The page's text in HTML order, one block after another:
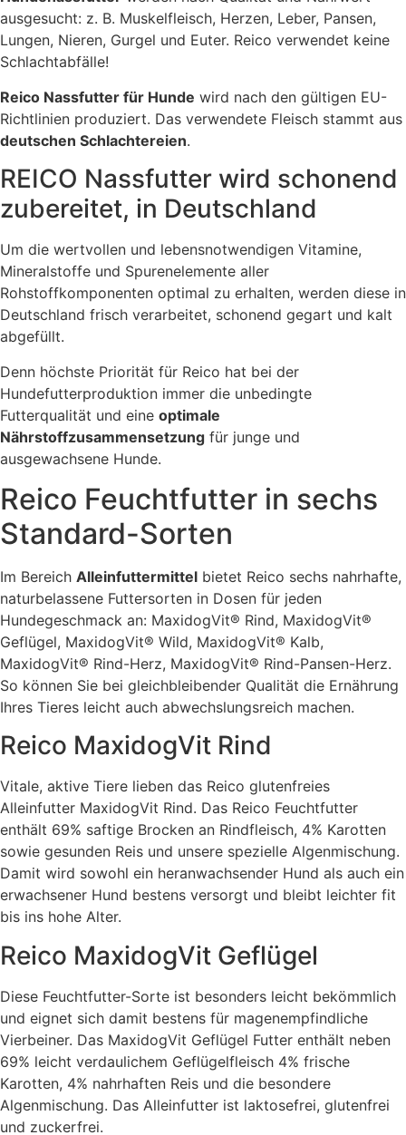
ausgesucht: z. B. Muskelfleisch, Herzen, Leber, Pansen,
Lungen, Nieren, Gurgel und Euter. Reico verwendet keine
Schlachtabfälle!
Reico Nassfutter für Hunde wird nach den gültigen EU-
Richtlinien produziert. Das verwendete Fleisch stammt aus
deutschen Schlachtereien.
REICO Nassfutter wird schonend
zubereitet, in Deutschland
Um die wertvollen und lebensnotwendigen Vitamine,
Mineralstoffe und Spurenelemente aller
Rohstoffkomponenten optimal zu erhalten, werden diese in
Deutschland frisch verarbeitet, schonend gegart und kalt
abgefüllt.
Denn höchste Priorität für Reico hat bei der
Hundefutterproduktion immer die unbedingte
Futterqualität und eine optimale
Nährstoffzusammensetzung für junge und
ausgewachsene Hunde.
Reico Feuchtfutter in sechs
Standard-Sorten
Im Bereich Alleinfuttermittel bietet Reico sechs nahrhafte,
naturbelassene Futtersorten in Dosen für jeden
Hundegeschmack an: MaxidogVit® Rind, MaxidogVit®
Geflügel, MaxidogVit® Wild, MaxidogVit® Kalb,
MaxidogVit® Rind-Herz, MaxidogVit® Rind-Pansen-Herz.
So können Sie bei gleichbleibender Qualität die Ernährung
Ihres Tieres leicht auch abwechslungsreich machen.
Reico MaxidogVit Rind
Vitale, aktive Tiere lieben das Reico glutenfreies
Alleinfutter MaxidogVit Rind. Das Reico Feuchtfutter
enthält 69% saftige Brocken an Rindfleisch, 4% Karotten
sowie gesunden Reis und unsere spezielle Algenmischung.
Damit wird sowohl ein heranwachsender Hund als auch ein
erwachsener Hund bestens versorgt und bleibt leichter fit
bis ins hohe Alter.
Reico MaxidogVit Geflügel
Diese Feuchtfutter-Sorte ist besonders leicht bekömmlich
und eignet sich damit bestens für magenempfindliche
Vierbeiner. Das MaxidogVit Geflügel Futter enthält neben
69% leicht verdaulichem Geflügelfleisch 4% frische
Karotten, 4% nahrhaften Reis und die besondere
Algenmischung. Das Alleinfutter ist laktosefrei, glutenfrei
und zuckerfrei.